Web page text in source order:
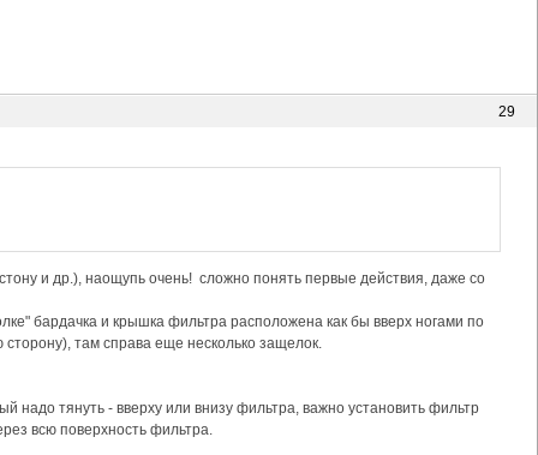
29
и др.), наощупь очень! сложно понять первые действия, даже со
бардачка и крышка фильтра расположена как бы вверх ногами по
сторону), там справа еще несколько защелок.
надо тянуть - вверху или внизу фильтра, важно установить фильтр
всю поверхность фильтра.